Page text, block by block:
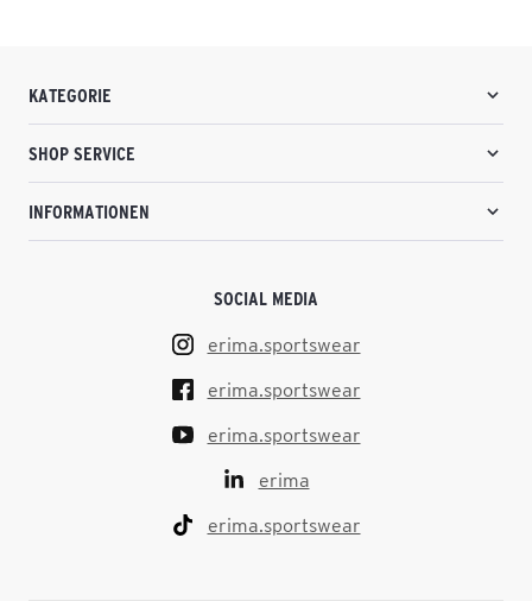
KATEGORIE
SHOP SERVICE
INFORMATIONEN
SOCIAL MEDIA
erima.sportswear
erima.sportswear
erima.sportswear
erima
erima.sportswear